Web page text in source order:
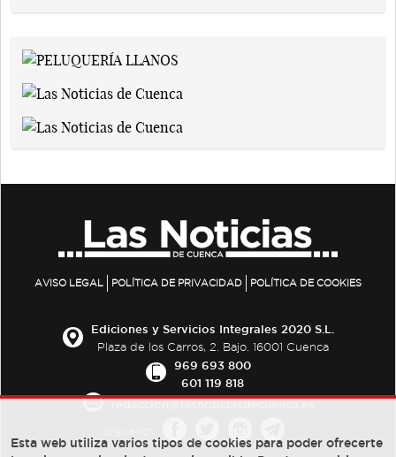
AVISO LEGAL POLÍTICA DE PRIVACIDAD POLÍTICA DE COOKIES
Ediciones y Servicios Integrales 2020 S.L.
Plaza de los Carros, 2. Bajo. 16001 Cuenca
969 693 800
601 119 818
Esta web utiliza varios tipos de cookies para poder ofrecerte